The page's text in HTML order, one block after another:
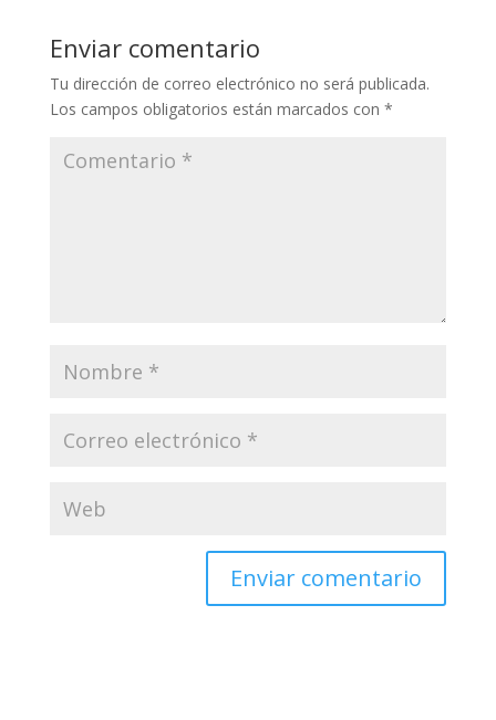
Enviar comentario
Tu dirección de correo electrónico no será publicada.
Los campos obligatorios están marcados con *